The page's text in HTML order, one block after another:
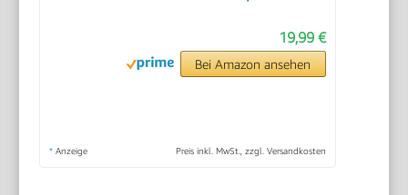
19,99 €
Bei Amazon ansehen
* Anzeige Preis inkl. MwSt., zzgl. Versandkosten